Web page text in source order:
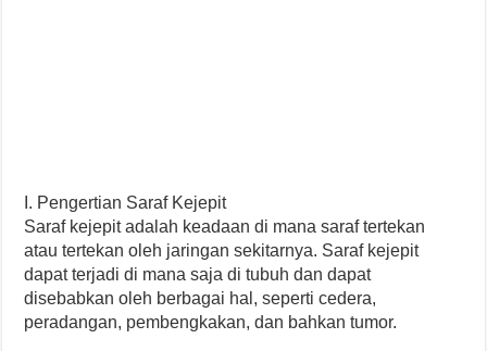
I. Pengertian Saraf Kejepit
Saraf kejepit adalah keadaan di mana saraf tertekan
atau tertekan oleh jaringan sekitarnya. Saraf kejepit
dapat terjadi di mana saja di tubuh dan dapat
disebabkan oleh berbagai hal, seperti cedera,
peradangan, pembengkakan, dan bahkan tumor.